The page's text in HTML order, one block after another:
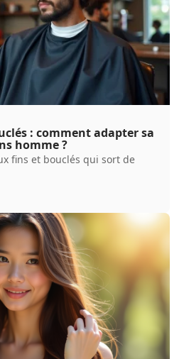
: comment adapter sa
homme ?
fins et bouclés qui sort de